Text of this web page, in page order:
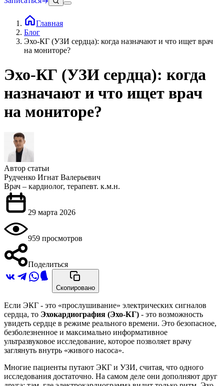
Главная
Блог
Эхо-КГ (УЗИ сердца): когда назначают и что ищет врач
на мониторе?
Эхо-КГ (УЗИ сердца): когда
назначают и что ищет врач
на мониторе?
Автор статьи
Рудченко Игнат Валерьевич
Врач – кардиолог, терапевт. к.м.н.
29 марта 2026
959 просмотров
Поделиться
Скопировано
Если ЭКГ - это «прослушивание» электрических сигналов
сердца, то Эхокардиография (Эхо-КГ) - это возможность
увидеть сердце в режиме реального времени. Это безопасное,
безболезненное и максимально информативное
ультразвуковое исследование, которое позволяет врачу
заглянуть внутрь «живого насоса».
Многие пациенты путают ЭКГ и УЗИ, считая, что одного
исследования достаточно. На самом деле они дополняют друг